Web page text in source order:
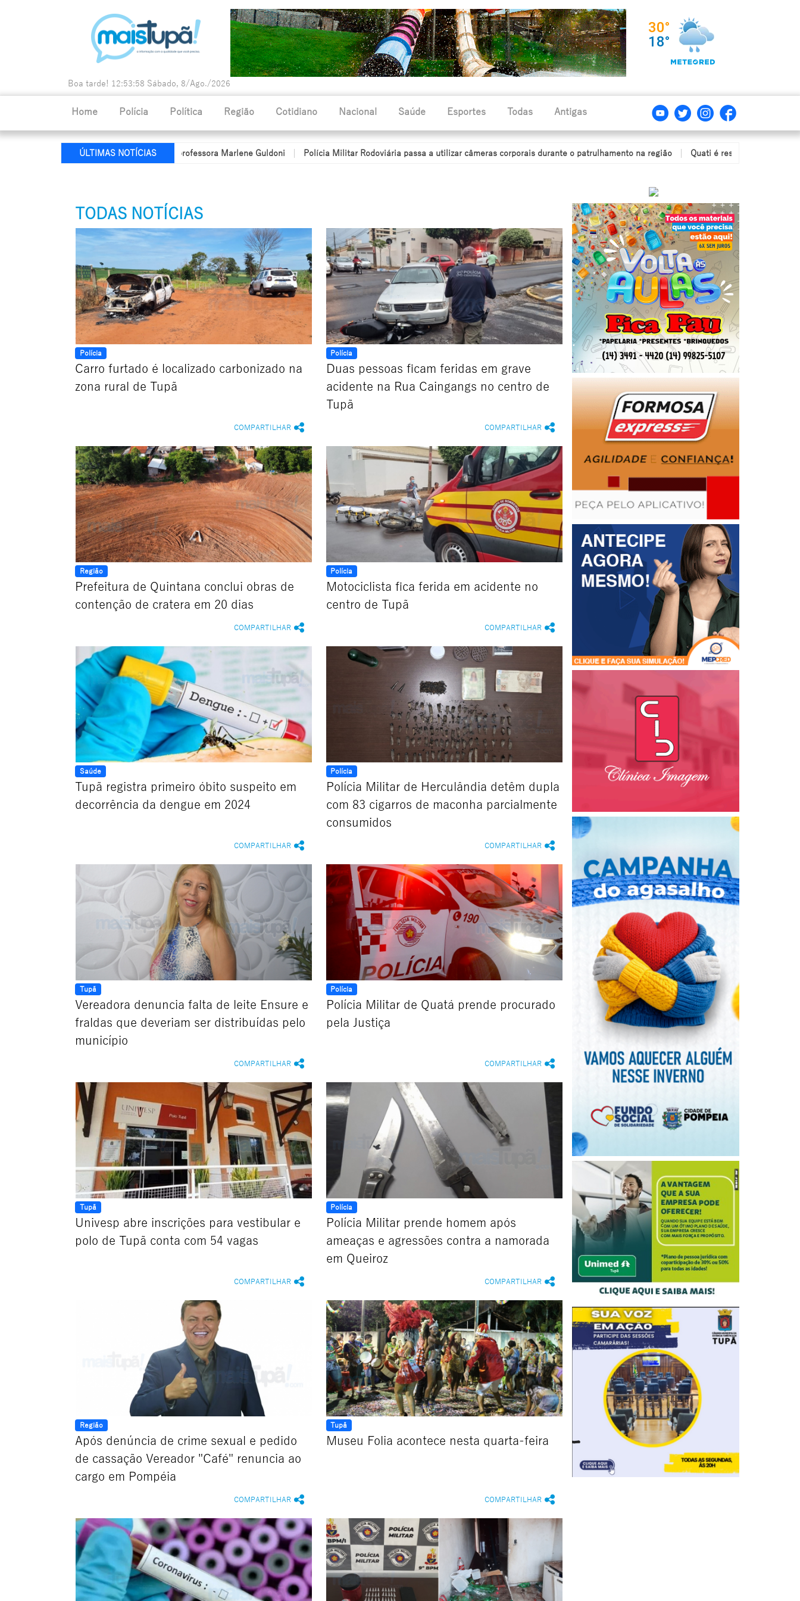
Boa tarde! 12:54:00 Sábado, 8/Ago./2026
Home Polícia Política Região Cotidiano Nacional Saúde Esportes Todas Antigas
ÚLTIMAS NOTÍCIAS
de Educação recebe nome da professora Marlene Guldoni Polícia Militar Rodoviária passa a utilizar câmeras corporais durante o patrulhamento na região Quati é resgatado após ficar com a
TODAS NOTÍCIAS
Polícia
Carro furtado é localizado carbonizado na
zona rural de Tupã
COMPARTILHAR
Polícia
Duas pessoas ficam feridas em grave
acidente na Rua Caingangs no centro de
Tupã
COMPARTILHAR
Região
Prefeitura de Quintana conclui obras de
contenção de cratera em 20 dias
COMPARTILHAR
Polícia
Motociclista fica ferida em acidente no
centro de Tupã
COMPARTILHAR
Saúde
Tupã registra primeiro óbito suspeito em
decorrência da dengue em 2024
COMPARTILHAR
Polícia
Polícia Militar de Herculândia detêm dupla
com 83 cigarros de maconha parcialmente
consumidos
COMPARTILHAR
Tupã
Vereadora denuncia falta de leite Ensure e
fraldas que deveriam ser distribuídas pelo
município
COMPARTILHAR
Polícia
Polícia Militar de Quatá prende procurado
pela Justiça
COMPARTILHAR
Tupã
Univesp abre inscrições para vestibular e
polo de Tupã conta com 54 vagas
COMPARTILHAR
Polícia
Polícia Militar prende homem após
ameaças e agressões contra a namorada
em Queiroz
COMPARTILHAR
Região
Após denúncia de crime sexual e pedido
de cassação Vereador "Café" renuncia ao
cargo em Pompéia
COMPARTILHAR
Tupã
Museu Folia acontece nesta quarta-feira
COMPARTILHAR